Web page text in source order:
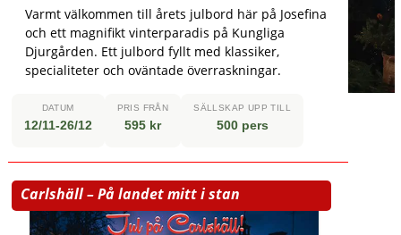
Varmt välkommen till årets julbord här på Josefina
och ett magnifikt vinterparadis på Kungliga
Djurgården. Ett julbord fyllt med klassiker,
specialiteter och oväntade överraskningar.
DATUM
12/11-26/12
PRIS FRÅN
595 kr
SÄLLSKAP UPP TILL
500 pers
Carlshäll – På landet mitt i stan